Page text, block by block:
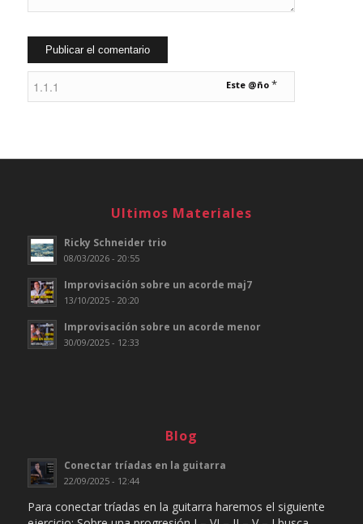
Este @ño *
Ultimos Materiales
Ricky Schneider trio
08/03/2026 - 20:55
Improvisación sobre un acorde maj7
13/10/2025 - 20:20
Improvisación sobre un acorde menor
30/09/2025 - 12:33
Blog
Conectar tríadas en la guitarra
22/09/2025 - 12:44
Para conectar tríadas en la guitarra haremos el siguiente